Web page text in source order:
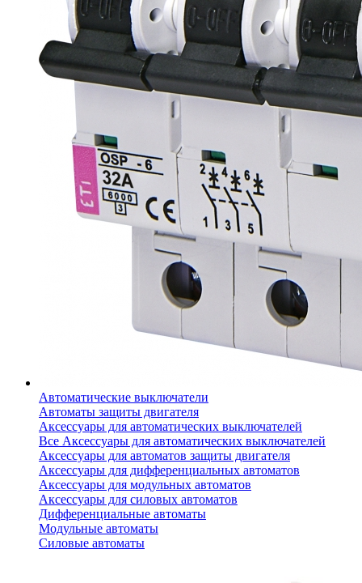
Автоматические выключатели
Автоматы защиты двигателя
Аксессуары для автоматических выключателей
Все Аксессуары для автоматических выключателей
Аксессуары для автоматов защиты двигателя
Аксессуары для дифференциальных автоматов
Аксессуары для модульных автоматов
Аксессуары для силовых автоматов
Дифференциальные автоматы
Модульные автоматы
Силовые автоматы